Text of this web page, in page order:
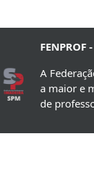
A
a maior e
de